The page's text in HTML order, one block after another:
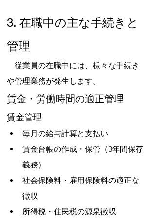
3. 在職中の主な手続きと
管理
従業員の在職中には、様々な手続き
や管理業務が発生します。
賃金・労働時間の適正管理
賃金管理
毎月の給与計算と支払い
賃金台帳の作成・保管（3年間保存
義務）
社会保険料・雇用保険料の適正な
徴収
所得税・住民税の源泉徴収